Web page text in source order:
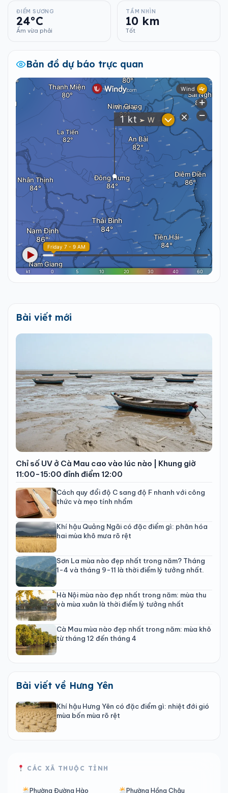
ĐIỂM SƯƠNG
24°C
Ẩm vừa phải
TẦM NHÌN
10 km
Tốt
Bản đồ dự báo trực quan
Bài viết mới
Chỉ số UV ở Cà Mau cao vào lúc nào | Khung giờ
11:00-15:00 đỉnh điểm 12:00
Cách quy đổi độ C sang độ F nhanh với công
thức và mẹo tính nhẩm
Khí hậu Quảng Ngãi có đặc điểm gì: phân hóa
hai mùa khô mưa rõ rệt
Sơn La mùa nào đẹp nhất trong năm? Tháng
1-4 và tháng 9-11 là thời điểm lý tưởng nhất.
Hà Nội mùa nào đẹp nhất trong năm: mùa thu
và mùa xuân là thời điểm lý tưởng nhất
Cà Mau mùa nào đẹp nhất trong năm: mùa khô
từ tháng 12 đến tháng 4
Bài viết về Hưng Yên
Khí hậu Hưng Yên có đặc điểm gì: nhiệt đới gió
mùa bốn mùa rõ rệt
CÁC XÃ THUỘC TỈNH
Phường Đường Hào Phường Hồng Châu